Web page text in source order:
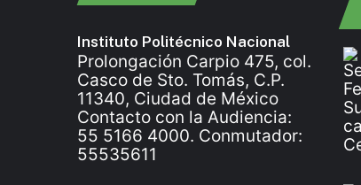
Instituto Politécnico Nacional
Prolongación Carpio 475, col.
Casco de Sto. Tomás, C.P.
11340, Ciudad de México
Contacto con la Audiencia:
55 5166 4000. Conmutador:
55535611